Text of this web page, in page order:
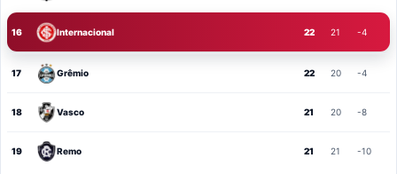
16 Internacional 22 21 -4
17 Grêmio 22 20 -4
18 Vasco 21 20 -8
19 Remo 21 21 -10